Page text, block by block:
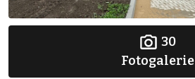
30
Fotogalerie